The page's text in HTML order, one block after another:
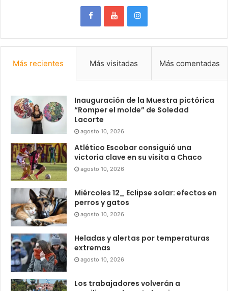
Más recientes Más visitadas Más comentadas
Inauguración de la Muestra pictórica
“Romper el molde” de Soledad
Lacorte
agosto 10, 2026
Atlético Escobar consiguió una
victoria clave en su visita a Chaco
agosto 10, 2026
Miércoles 12_ Eclipse solar: efectos en
perros y gatos
agosto 10, 2026
Heladas y alertas por temperaturas
extremas
agosto 10, 2026
Los trabajadores volverán a